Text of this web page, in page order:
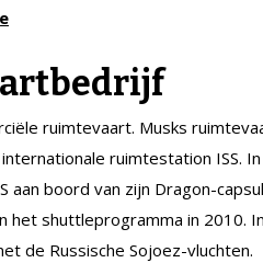
ruimtevaart. Musks
ruimtestation ISS.
boord van zijn Dragon-
het shuttleprogramma in 2010.
de Russische Sojoez-vluchten.